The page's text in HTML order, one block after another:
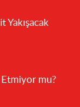
Yakışacak
Etmiyor mu?